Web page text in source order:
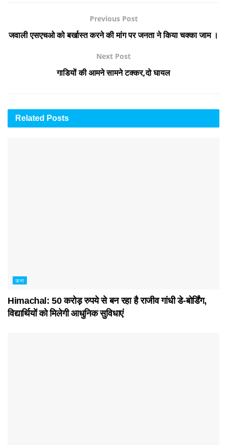
Previous Post
जवाली एसएचओ को बर्खास्त करने की मांग पर जनता ने किया चक्का जाम ।
Next Post
गाडियों की आमने सामने टक्कर,दो घायल
Related Posts
ऊना
Himachal: 50 करोड़ रुपये से बन रहा है राजीव गांधी डे-बोर्डिंग,
विद्यार्थियों को मिलेगी आधुनिक सुविधाएं